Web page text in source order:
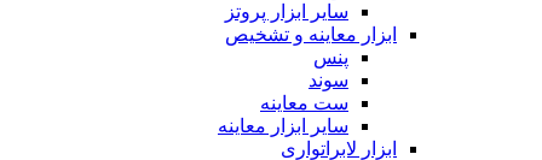
سایر ابزار پروتز
ابزار معاینه و تشخیص
پنس
سوند
ست معاینه
سایر ابزار معاینه
ابزار لابراتواری